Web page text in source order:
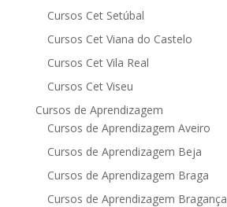
Cursos Cet Setúbal
Cursos Cet Viana do Castelo
Cursos Cet Vila Real
Cursos Cet Viseu
Cursos de Aprendizagem
Cursos de Aprendizagem Aveiro
Cursos de Aprendizagem Beja
Cursos de Aprendizagem Braga
Cursos de Aprendizagem Bragança